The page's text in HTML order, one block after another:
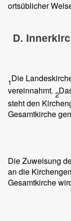
ortsüblicher
D.
1Die
vereinnahmt. 2
steht den
Gesamtkirche
Die Zuweisung
an die
Gesamtkirche